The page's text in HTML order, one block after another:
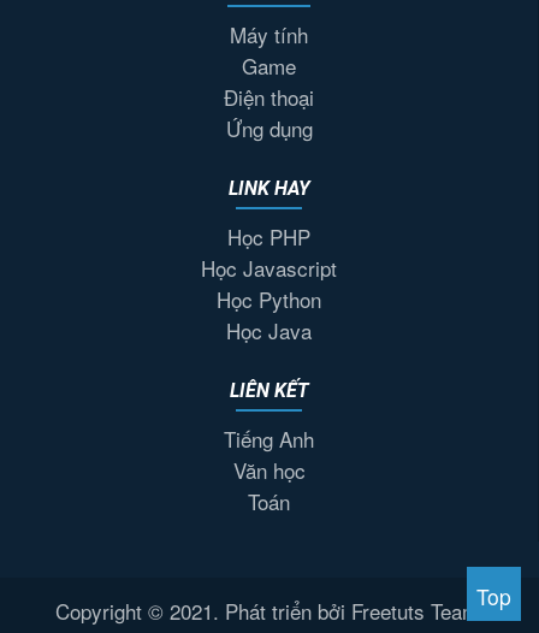
Máy tính
Game
Điện thoại
Ứng dụng
LINK HAY
Học PHP
Học Javascript
Học Python
Học Java
LIÊN KẾT
Tiếng Anh
Văn học
Toán
Copyright © 2021. Phát triển bởi Freetuts Team.Top